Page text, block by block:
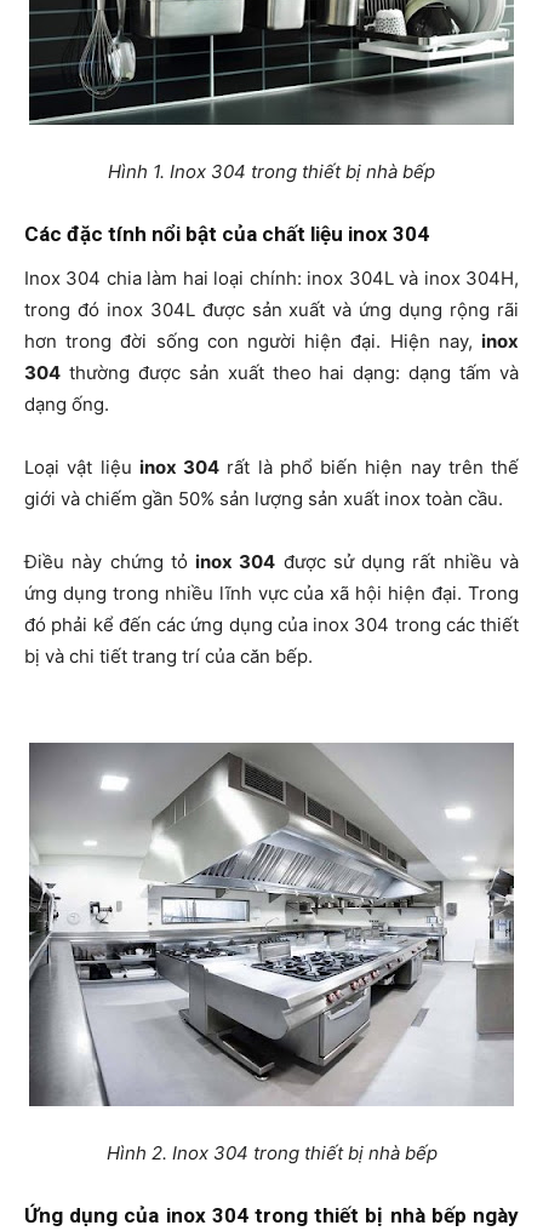
Hình 1. Inox 304 trong thiết bị nhà bếp
Các đặc tính nổi bật của chất liệu inox 304
Inox 304 chia làm hai loại chính: inox 304L và inox 304H,
trong đó inox 304L được sản xuất và ứng dụng rộng rãi
hơn trong đời sống con người hiện đại. Hiện nay, inox
304 thường được sản xuất theo hai dạng: dạng tấm và
dạng ống.
Loại vật liệu inox 304 rất là phổ biến hiện nay trên thế
giới và chiếm gần 50% sản lượng sản xuất inox toàn cầu.
Điều này chứng tỏinox 304 được sử dụng rất nhiều và
ứng dụng trong nhiều lĩnh vực của xã hội hiện đại. Trong
đó phải kể đến các ứng dụng của inox 304 trong các thiết
bị và chi tiết trang trí của căn bếp.
Hình 2. Inox 304 trong thiết bị nhà bếp
Ứng dụng của inox 304 trong thiết bị nhà bếp ngày